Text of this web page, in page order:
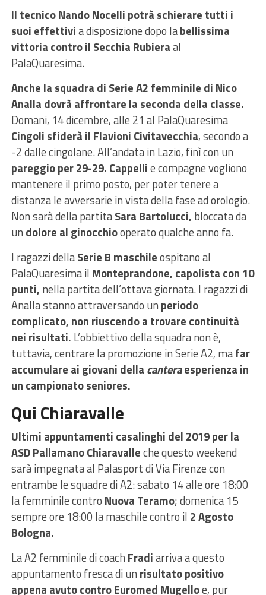
Il tecnico Nando Nocelli potrà schierare tutti i
suoi effettivia disposizione dopo labellissima
vittoria contro il Secchia Rubieraal
PalaQuaresima.
Anche la squadra di Serie A2 femminile di Nico
Analla dovrà affrontare la seconda della classe.
Domani, 14 dicembre, alle 21 al PalaQuaresima
Cingoli sfiderà il Flavioni Civitavecchia, secondo a
-2 dalle cingolane. All’andata in Lazio, finì con un
pareggio per 29-29. Cappellie compagne vogliono
mantenere il primo posto, per poter tenere a
distanza le avversarie in vista della fase ad orologio.
Non sarà della partitaSara Bartolucci, bloccata da
un dolore al ginocchiooperato qualche anno fa.
I ragazzi dellaSerie B maschileospitano al
PalaQuaresima il Monteprandone, capolista con 10
punti, nella partita dell’ottava giornata. I ragazzi di
Analla stanno attraversando un periodo
complicato, non riuscendo a trovare continuità
nei risultati. L’obbiettivo della squadra non è,
tuttavia, centrare la promozione in Serie A2, mafar
accumulare ai giovani della canteraesperienza in
un campionato seniores.
Qui Chiaravalle
Ultimi appuntamenti casalinghi del 2019 per la
ASD Pallamano Chiaravalleche questo weekend
sarà impegnata al Palasport di Via Firenze con
entrambe le squadre di A2: sabato 14 alle ore 18:00
la femminile contro Nuova Teramo; domenica 15
sempre ore 18:00 la maschile contro il 2 Agosto
Bologna.
La A2 femminile di coach Fradiarriva a questo
appuntamento fresca di un risultato positivo
appena avuto contro Euromed Mugelloe, pur